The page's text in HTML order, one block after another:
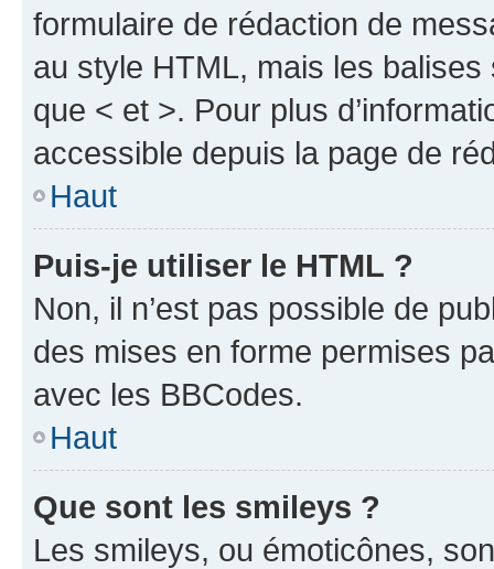
formulaire de rédaction de
au style HTML, mais les
que < et >. Pour plus
accessible depuis la page de
Haut
Puis-je utiliser le HTML ?
Non, il n’est pas possible de
des mises en forme permises
avec les BBCodes.
Haut
Que sont les smileys ?
Les smileys, ou émoticônes,